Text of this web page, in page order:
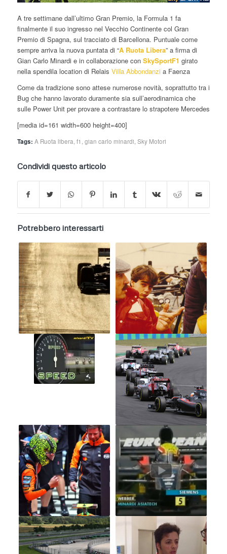
A tre settimane dall’ultimo Gran Premio, la Formula 1 fa
finalmente il suo ingresso nel Vecchio Continente col Gran
Premio di Spagna, sul tracciato di Barcellona. Puntuale come
sempre arriva la nuova puntata di “A Ruota Libera” a firma di
Gian Carlo Minardi e in collaborazione con SkySportF1 girato
nella spendila location di Relais Villa Abbondanzia Faenza
Come da tradizione sono attese numerose novità, soprattutto tra i
Bug che hanno lavorato duramente sia sull’aerodinamica che
sulle Power Unit per provare a contrastare lo strapotere Mercedes
[media id=161 width=600 height=400]
Tags: A Ruota libera f1 gian carlo minardi Sky Motori
Condividi questo articolo
Potrebbero interessarti